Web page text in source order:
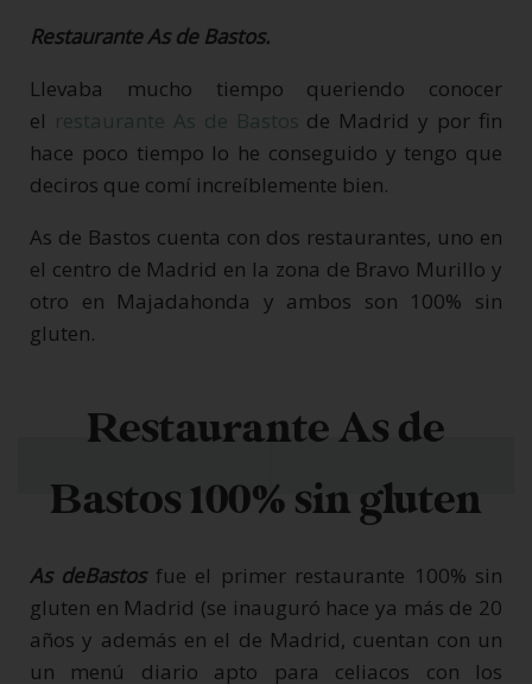
RestauranteAs de Bastos.
Llevaba mucho tiempo queriendo conocer
el restaurante As de Bastos de Madrid y por fin
hace poco tiempo lo he conseguido y tengo que
deciros que comí increíblemente bien.
As de Bastos cuenta con dos restaurantes, uno en
el centro de Madrid en la zona de Bravo Murillo y
otro en Majadahonda y ambos son 100% sin
gluten.
Restaurante As de
Bastos 100% sin gluten
As deBastos fue el primer restaurante 100% sin
gluten en Madrid (se inauguró hace ya más de 20
años y además en el de Madrid, cuentan con un
un menú diario apto para celiacos con los